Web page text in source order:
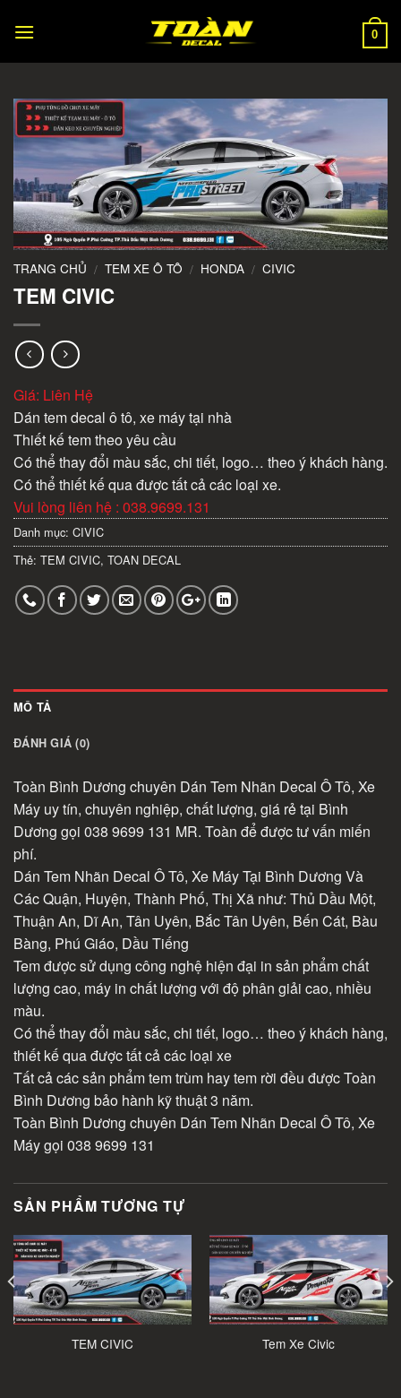
0
TRANG CHỦ / TEM XE Ô TÔ / HONDA / CIVIC
TEM CIVIC
Giá: Liên Hệ
Dán tem decal ô tô, xe máy tại nhà
Thiết kế tem theo yêu cầu
Có thể thay đổi màu sắc, chi tiết, logo… theo ý khách hàng.
Có thể thiết kế qua được tất cả các loại xe.
Vui lòng liên hệ : 038.9699.131
Danh mục: CIVIC
Thẻ: TEM CIVIC, TOAN DECAL
MÔ TẢ
ĐÁNH GIÁ (0)
Toàn Bình Dương chuyên Dán Tem Nhãn Decal Ô Tô, Xe
Máy uy tín, chuyên nghiệp, chất lượng, giá rẻ tại Bình
Dương gọi 038 9699 131 MR. Toàn để được tư vấn miến
phí.
Dán Tem Nhãn Decal Ô Tô, Xe Máy Tại Bình Dương Và
Các Quận, Huyện, Thành Phố, Thị Xã như: Thủ Dầu Một,
Thuận An, Dĩ An, Tân Uyên, Bắc Tân Uyên, Bến Cát, Bàu
Bàng, Phú Giáo, Dầu Tiếng
Tem được sử dụng công nghệ hiện đại in sản phẩm chất
lượng cao, máy in chất lượng với độ phân giải cao, nhiều
màu.
Có thể thay đổi màu sắc, chi tiết, logo… theo ý khách hàng,
thiết kế qua được tất cả các loại xe
Tất cả các sản phẩm tem trùm hay tem rời đều được Toàn
Bình Dương bảo hành kỹ thuật 3 năm.
Toàn Bình Dương chuyên Dán Tem Nhãn Decal Ô Tô, Xe
Máy gọi 038 9699 131
SẢN PHẨM TƯƠNG TỰ
TEM CIVIC Tem Xe Civic